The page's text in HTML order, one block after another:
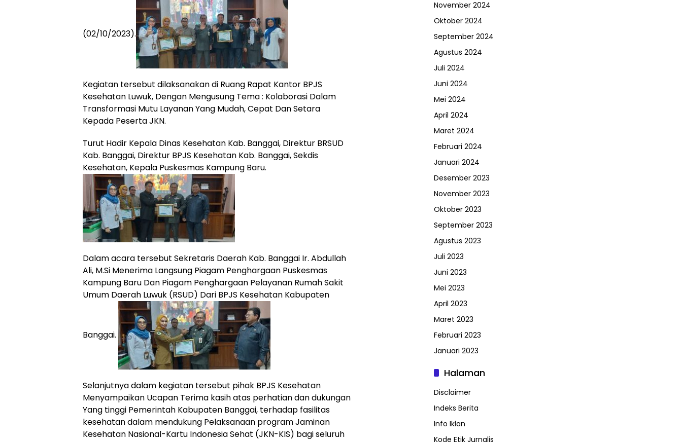
(02/10/2023).
Kegiatan tersebut dilaksanakan di Ruang Rapat Kantor BPJS
Kesehatan Luwuk, Dengan Mengusung Tema : Kolaborasi Dalam
Transformasi Mutu Layanan Yang Mudah, Cepat Dan Setara
Kepada Peserta JKN.
Turut Hadir Kepala Dinas Kesehatan Kab. Banggai, Direktur BRSUD
Kab. Banggai, Direktur BPJS Kesehatan Kab. Banggai, Sekdis
Kesehatan, Kepala Puskesmas Kampung Baru.
Dalam acara tersebut Sekretaris Daerah Kab. Banggai Ir. Abdullah
Ali, M.Si Menerima Langsung Piagam Penghargaan Puskesmas
Kampung Baru Dan Piagam Penghargaan Pelayanan Rumah Sakit
Umum Daerah Luwuk (RSUD) Dari BPJS Kesehatan Kabupaten
Banggai.
Selanjutnya dalam kegiatan tersebut pihak BPJS Kesehatan
Menyampaikan Ucapan Terima kasih atas perhatian dan dukungan
Yang tinggi Pemerintah Kabupaten Banggai, terhadap fasilitas
kesehatan dalam mendukung Pelaksanaan program Jaminan
Kesehatan Nasional-Kartu Indonesia Sehat (JKN-KIS) bagi seluruh
November 2024
Oktober 2024
September 2024
Agustus 2024
Juli 2024
Juni 2024
Mei 2024
April 2024
Maret 2024
Februari 2024
Januari 2024
Desember 2023
November 2023
Oktober 2023
September 2023
Agustus 2023
Juli 2023
Juni 2023
Mei 2023
April 2023
Maret 2023
Februari 2023
Januari 2023
Halaman
Disclaimer
Indeks Berita
Info Iklan
Kode Etik Jurnalis